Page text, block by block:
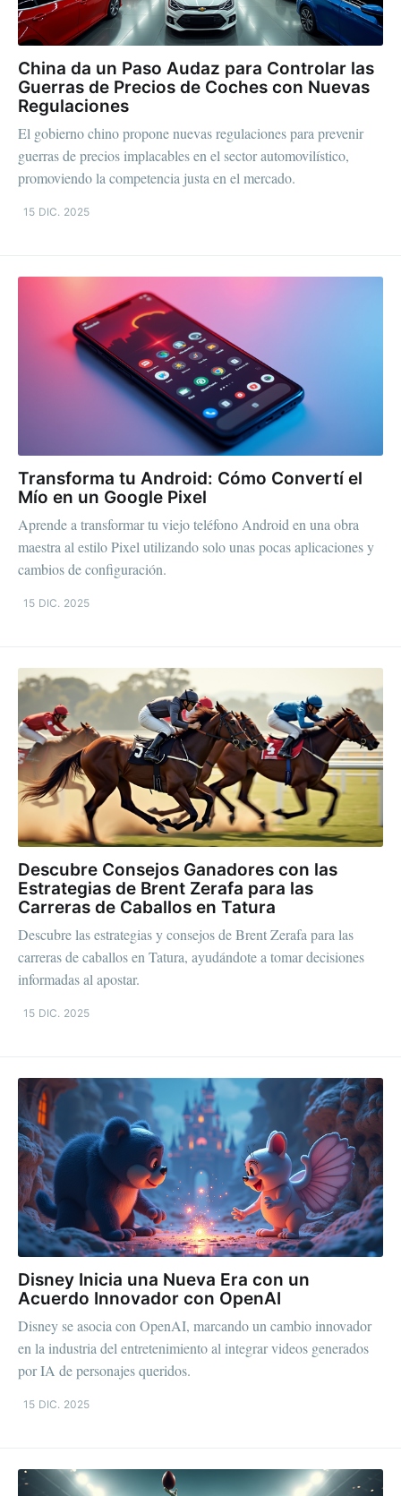
China da un Paso Audaz para Controlar las
Guerras de Precios de Coches con Nuevas
Regulaciones
El gobierno chino propone nuevas regulaciones para prevenir
guerras de precios implacables en el sector automovilístico,
promoviendo la competencia justa en el mercado.
15 DIC. 2025
Transforma tu Android: Cómo Convertí el
Mío en un Google Pixel
Aprende a transformar tu viejo teléfono Android en una obra
maestra al estilo Pixel utilizando solo unas pocas aplicaciones y
cambios de configuración.
15 DIC. 2025
Descubre Consejos Ganadores con las
Estrategias de Brent Zerafa para las
Carreras de Caballos en Tatura
Descubre las estrategias y consejos de Brent Zerafa para las
carreras de caballos en Tatura, ayudándote a tomar decisiones
informadas al apostar.
15 DIC. 2025
Disney Inicia una Nueva Era con un
Acuerdo Innovador con OpenAI
Disney se asocia con OpenAI, marcando un cambio innovador
en la industria del entretenimiento al integrar videos generados
por IA de personajes queridos.
15 DIC. 2025